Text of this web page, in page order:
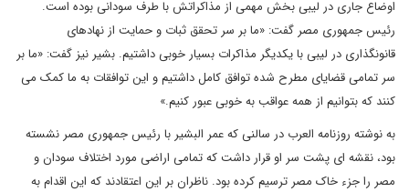
اوضاع جاری در لیبی بخش مهمی از مذاکراتش با طرف سودانی بوده است.
رئیس جمهوری مصر گفت: «ما بر سر تحقق ثبات و حمایت از نهادهای
قانونگذاری در لیبی با یکدیگر مذاکرات بسیار خوبی داشتیم. بشیر نیز گفت: «ما بر
سر تمامی قضایای مطرح شده توافق کامل داشتیم و این توافقات به ما کمک می
کنند که بتوانیم از همه عواقب به خوبی عبور کنیم.»
به نوشته روزنامه العرب در سالنی که عمر البشیر با رئیس جمهوری مصر نشسته
بود، نقشه ای پشت سر او قرار داشت که تمامی اراضی مورد اختلاف سودان و
مصر را جزء خاک مصر ترسیم کرده بود. ناظران بر این اعتقادند که این اقدام به